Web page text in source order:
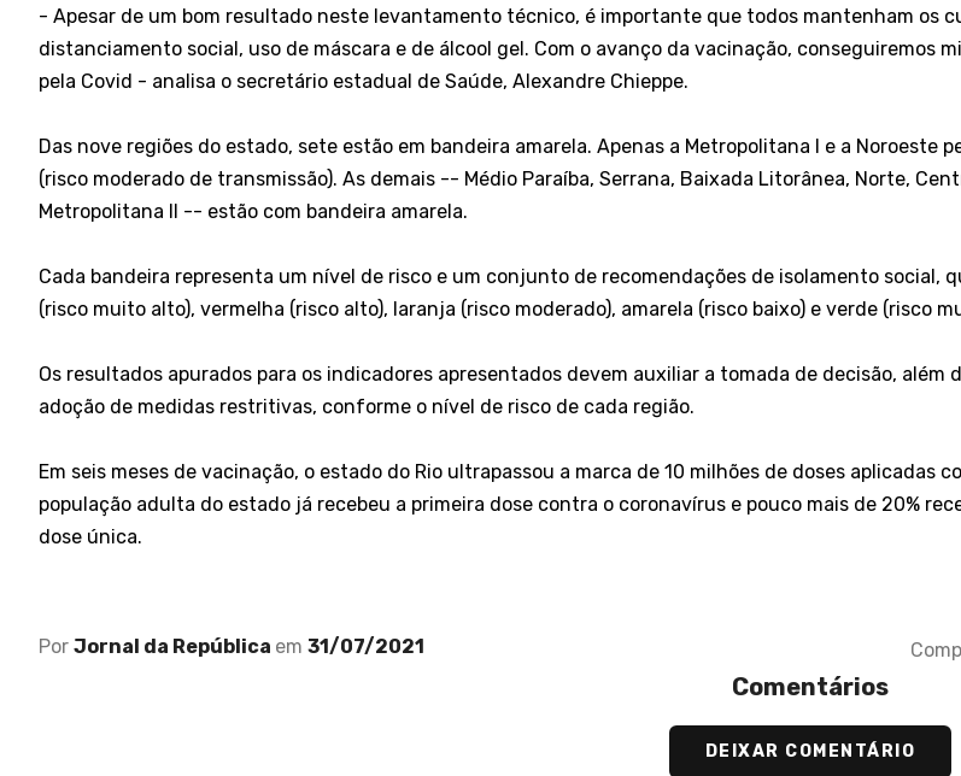
- Apesar de um bom resultado neste levantamento técnico, é importante que todos mantenham os
distanciamento social, uso de máscara e de álcool gel. Com o avanço da vacinação, conseguiremos
pela Covid - analisa o secretário estadual de Saúde, Alexandre Chieppe.
Das nove regiões do estado, sete estão em bandeira amarela. Apenas a Metropolitana I e a Noroeste
(risco moderado de transmissão). As demais -- Médio Paraíba, Serrana, Baixada Litorânea, Norte,
Metropolitana II -- estão com bandeira amarela.
Cada bandeira representa um nível de risco e um conjunto de recomendações de isolamento social,
(risco muito alto), vermelha (risco alto), laranja (risco moderado), amarela (risco baixo) e verde (risco
Os resultados apurados para os indicadores apresentados devem auxiliar a tomada de decisão, além
adoção de medidas restritivas, conforme o nível de risco de cada região.
Em seis meses de vacinação, o estado do Rio ultrapassou a marca de 10 milhões de doses aplicadas
população adulta do estado já recebeu a primeira dose contra o coronavírus e pouco mais de 20%
dose única.
Por Jornal da República em 31/07/2021
Comentários
DEIXAR COMENTÁRIO